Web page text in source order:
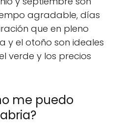
agradable, días
que en pleno
y el otoño son ideales
verde y los precios
me puedo